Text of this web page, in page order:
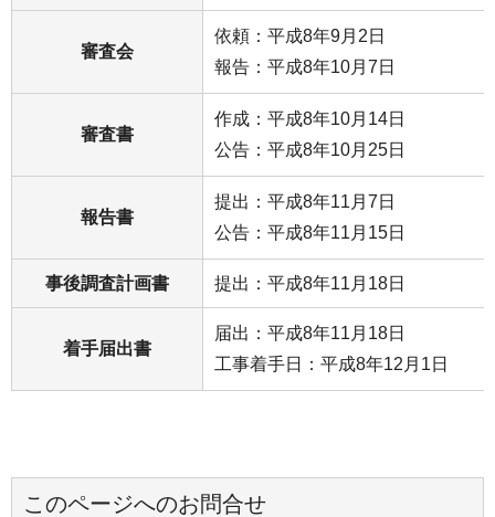
審査会
依頼：平成8年9月2日
報告：平成8年10月7日
審査書
作成：平成8年10月14日
公告：平成8年10月25日
報告書
提出：平成8年11月7日
公告：平成8年11月15日
事後調査計画書 提出：平成8年11月18日
着手届出書
届出：平成8年11月18日
工事着手日：平成8年12月1日
このページへのお問合せ